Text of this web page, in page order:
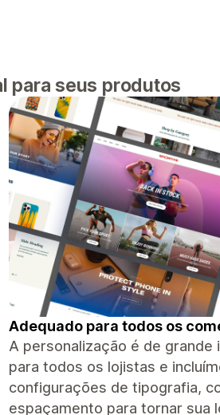
para seus produtos
Adequado para todos os
A personalização é de grande
para todos os lojistas e
configurações de tipografia,
espaçamento para tornar sua